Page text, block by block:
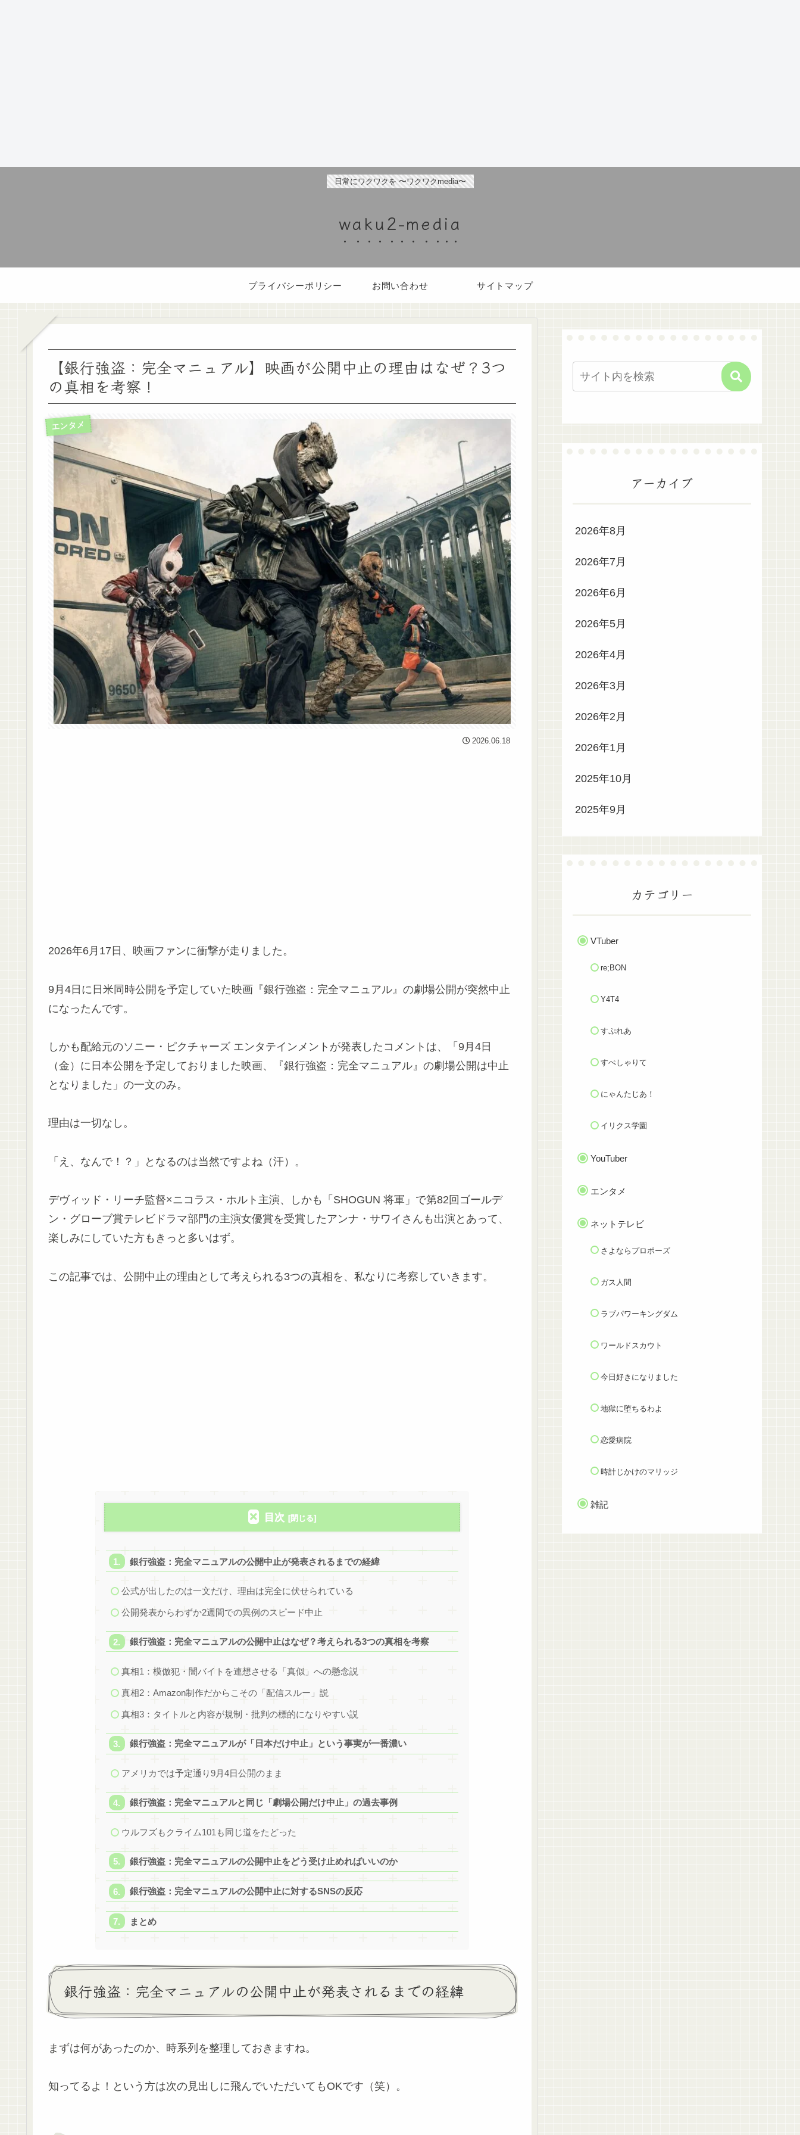
日常にワクワクを 〜ワクワクmedia〜
waku2-media
プライバシーポリシー お問い合わせ サイトマップ
【銀行強盗：完全マニュアル】映画が公開中止の理由はなぜ？3つ
の真相を考察！
エンタメ
2026.06.18
2026年6月17日、映画ファンに衝撃が走りました。
9月4日に日米同時公開を予定していた映画『銀行強盗：完全マニュアル』の劇場公開が突然中止
になったんです。
しかも配給元のソニー・ピクチャーズ エンタテインメントが発表したコメントは、「9月4日
（金）に日本公開を予定しておりました映画、『銀行強盗：完全マニュアル』の劇場公開は中止
となりました」の一文のみ。
理由は一切なし。
「え、なんで！？」となるのは当然ですよね（汗）。
デヴィッド・リーチ監督×ニコラス・ホルト主演、しかも「SHOGUN 将軍」で第82回ゴールデ
ン・グローブ賞テレビドラマ部門の主演女優賞を受賞したアンナ・サワイさんも出演とあって、
楽しみにしていた方もきっと多いはず。
この記事では、公開中止の理由として考えられる3つの真相を、私なりに考察していきます。
目次
銀行強盗：完全マニュアルの公開中止が発表されるまでの経緯
公式が出したのは一文だけ、理由は完全に伏せられている
公開発表からわずか2週間での異例のスピード中止
銀行強盗：完全マニュアルの公開中止はなぜ？考えられる3つの真相を考察
真相1：模倣犯・闇バイトを連想させる「真似」への懸念説
真相2：Amazon制作だからこその「配信スルー」説
真相3：タイトルと内容が規制・批判の標的になりやすい説
銀行強盗：完全マニュアルが「日本だけ中止」という事実が一番濃い
アメリカでは予定通り9月4日公開のまま
銀行強盗：完全マニュアルと同じ「劇場公開だけ中止」の過去事例
ウルフズもクライム101も同じ道をたどった
銀行強盗：完全マニュアルの公開中止をどう受け止めればいいのか
銀行強盗：完全マニュアルの公開中止に対するSNSの反応
まとめ
銀行強盗：完全マニュアルの公開中止が発表されるまでの経緯
まずは何があったのか、時系列を整理しておきますね。
知ってるよ！という方は次の見出しに飛んでいただいてもOKです（笑）。
アーカイブ
2026年8月
2026年7月
2026年6月
2026年5月
2026年4月
2026年3月
2026年2月
2026年1月
2025年10月
2025年9月
カテゴリー
VTuber
re;BON
Y4T4
すぷれあ
すぺしゃりて
にゃんたじあ！
イリクス学園
YouTuber
エンタメ
ネットテレビ
さよならプロポーズ
ガス人間
ラブパワーキングダム
ワールドスカウト
今日好きになりました
地獄に堕ちるわよ
恋愛病院
時計じかけのマリッジ
雑記